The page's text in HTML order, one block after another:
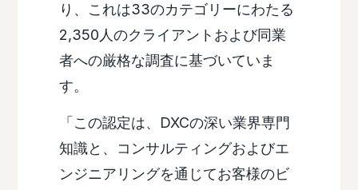
り、これは33のカテゴリーにわたる
2,350人のクライアントおよび同業
者への厳格な調査に基づいていま
す。
「この認定は、DXCの深い業界専門
知識と、コンサルティングおよびエ
ンジニアリングを通じてお客様のビ